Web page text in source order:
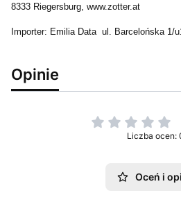
8333 Riegersburg, www.zotter.at
Importer: Emilia Data ul. Barcelońska 1/
Opinie
Liczba ocen:
Oceń i